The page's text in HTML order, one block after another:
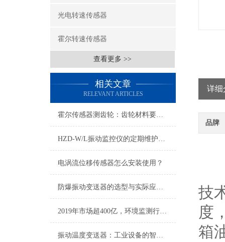
光电转速传感器
霍尔转速传感器
查看更多 >>
相关文章
RELEVANT ARTICLES
霍尔传感器测齿轮：齿轮材料要求详解
HZD-W/L振动监控仪的定期维护保养制度介绍
电涡流位移传感器怎么安装使用？
防爆振动变送器的选型与实际应用有哪些？
2019年市场超400亿，环境监测行业迎优先机遇
振动温度变送器：工业设备的智能守护者
详细
品牌
技
度
箱